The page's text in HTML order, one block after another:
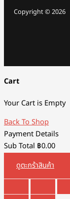
Copyright © 2026
Cart
Your Cart is Empty
Back To Shop
Payment Details
Sub Total ฿0.00
ดูตะกร้าสินค้า